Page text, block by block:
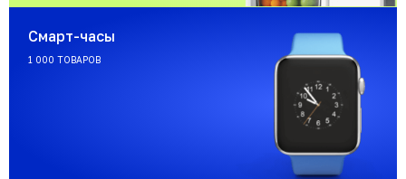
Смарт-часы
1 000 ТОВАРОВ